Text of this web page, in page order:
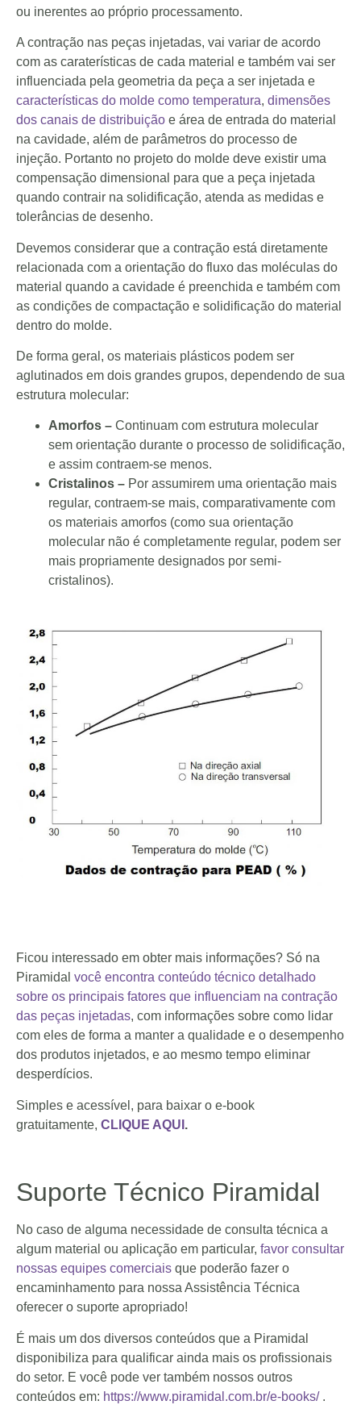
ou inerentes ao próprio processamento.
A contração nas peças injetadas, vai variar de acordo
com as caraterísticas de cada material e também vai ser
influenciada pela geometria da peça a ser injetada e
características do molde como temperatura, dimensões
dos canais de distribuição e área de entrada do material
na cavidade, além de parâmetros do processo de
injeção. Portanto no projeto do molde deve existir uma
compensação dimensional para que a peça injetada
quando contrair na solidificação, atenda as medidas e
tolerâncias de desenho.
Devemos considerar que a contração está diretamente
relacionada com a orientação do fluxo das moléculas do
material quando a cavidade é preenchida e também com
as condições de compactação e solidificação do material
dentro do molde.
De forma geral, os materiais plásticos podem ser
aglutinados em dois grandes grupos, dependendo de sua
estrutura molecular:
Amorfos – Continuam com estrutura molecular
sem orientação durante o processo de solidificação,
e assim contraem-se menos.
Cristalinos – Por assumirem uma orientação mais
regular, contraem-se mais, comparativamente com
os materiais amorfos (como sua orientação
molecular não é completamente regular, podem ser
mais propriamente designados por semi-
cristalinos).
Ficou interessado em obter mais informações? Só na
Piramidal você encontra conteúdo técnico detalhado
sobre os principais fatores que influenciam na contração
das peças injetadas, com informações sobre como lidar
com eles de forma a manter a qualidade e o desempenho
dos produtos injetados, e ao mesmo tempo eliminar
desperdícios.
Simples e acessível, para baixar o e-book
gratuitamente, CLIQUE AQUI .
Suporte Técnico Piramidal
No caso de alguma necessidade de consulta técnica a
algum material ou aplicação em particular, favor consultar
nossas equipes comerciais que poderão fazer o
encaminhamento para nossa Assistência Técnica
oferecer o suporte apropriado!
É mais um dos diversos conteúdos que a Piramidal
disponibiliza para qualificar ainda mais os profissionais
do setor. E você pode ver também nossos outros
conteúdos em: https://www.piramidal.com.br/e-books/.